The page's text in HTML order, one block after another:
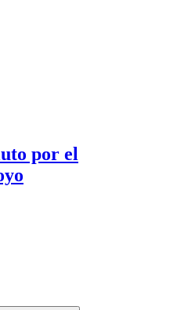
por el